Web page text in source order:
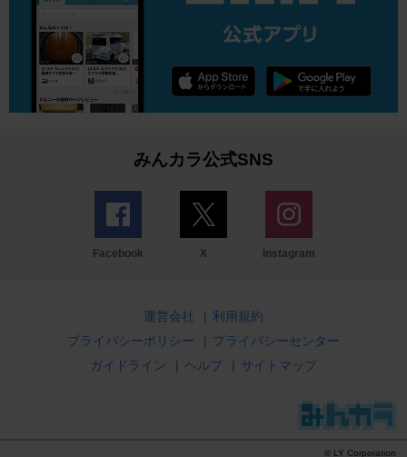
みんカラ公式SNS
Facebook X Instagram
運営会社 | 利用規約
プライバシーポリシー
| プライバシーセンター
ガイドライン
| ヘルプ | サイトマップ
© LY Corporation